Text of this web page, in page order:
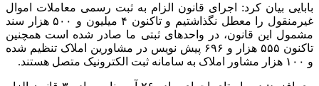
بابایی بیان کرد: اجرای قانون الزام به ثبت رسمی معاملات اموال
غیرمنقول را معطل نگذاشتیم و تاکنون ۴ میلیون و ۵۰۰ هزار سند
مشمول این قانون، در واحدهای ثبتی ما صادر شده است همچنین
تاکنون ۵۵۵ هزار و ۶۹۶ پیش نویس در مشاورین املاک تنظیم شده
و ۱۰۰ هزار مشاور املاک به سامانه ثبت الکترونیک متصل هستند.